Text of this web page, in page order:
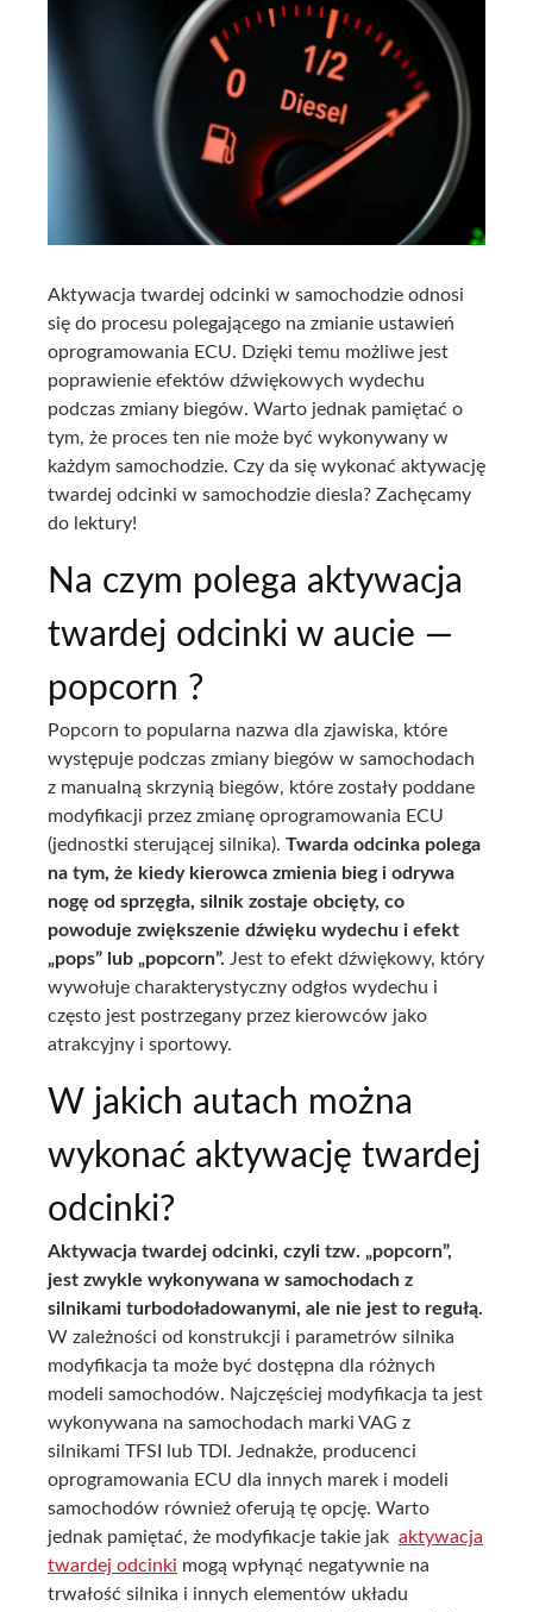
Aktywacja twardej odcinki w samochodzie odnosi
się do procesu polegającego na zmianie ustawień
oprogramowania ECU. Dzięki temu możliwe jest
poprawienie efektów dźwiękowych wydechu
podczas zmiany biegów. Warto jednak pamiętać o
tym, że proces ten nie może być wykonywany w
każdym samochodzie. Czy da się wykonać aktywację
twardej odcinki w samochodzie diesla? Zachęcamy
do lektury!
Na czym polega aktywacja
twardej odcinki w aucie —
popcorn ?
Popcorn to popularna nazwa dla zjawiska, które
występuje podczas zmiany biegów w samochodach
z manualną skrzynią biegów, które zostały poddane
modyfikacji przez zmianę oprogramowania ECU
(jednostki sterującej silnika). Twarda odcinka polega
na tym, że kiedy kierowca zmienia bieg i odrywa
nogę od sprzęgła, silnik zostaje obcięty, co
powoduje zwiększenie dźwięku wydechu i efekt
„pops” lub „popcorn”. Jest to efekt dźwiękowy, który
wywołuje charakterystyczny odgłos wydechu i
często jest postrzegany przez kierowców jako
atrakcyjny i sportowy.
W jakich autach można
wykonać aktywację twardej
odcinki?
Aktywacja twardej odcinki, czyli tzw. „popcorn”,
jest zwykle wykonywana w samochodach z
silnikami turbodoładowanymi, ale nie jest to regułą.
W zależności od konstrukcji i parametrów silnika
modyfikacja ta może być dostępna dla różnych
modeli samochodów. Najczęściej modyfikacja ta jest
wykonywana na samochodach marki VAG z
silnikami TFSI lub TDI. Jednakże, producenci
oprogramowania ECU dla innych marek i modeli
samochodów również oferują tę opcję. Warto
jednak pamiętać, że modyfikacje takie jak aktywacja
twardej odcinki mogą wpłynąć negatywnie na
trwałość silnika i innych elementów układu